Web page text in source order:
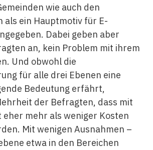
wie auch den
als ein Hauptmotiv für E-
Dabei geben aber
an, kein Problem mit ihrem
Und obwohl die
für alle drei Ebenen eine
Bedeutung erfährt,
der Befragten, dass mit
eher mehr als weniger Kosten
Mit wenigen Ausnahmen –
etwa in den Bereichen